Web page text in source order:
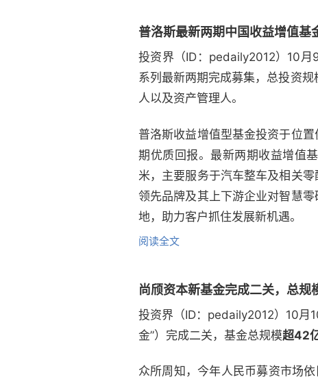
普洛斯最新两期中国收益增值
投资界（ID：pedaily2012）10月
系列最新两期完成募集，总投资
人以及资产管理人。
普洛斯收益增值型基金投资于位
期优质回报。最新两期收益增值
米，主要服务于汽车整车及相关
领先品牌及其上下游企业对智慧
地，助力客户抓住发展新机遇。
阅读全文
尚颀资本新基金完成二关，总规
投资界（ID：pedaily2012）10月
金”）完成二关，基金总规模超42
众所周知，今年人民币募资市场